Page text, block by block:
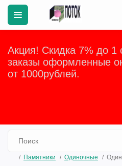
Акция! Скидка 7% до 1
заказы оформленные
от 1000рублей.
Памятники Одиночные